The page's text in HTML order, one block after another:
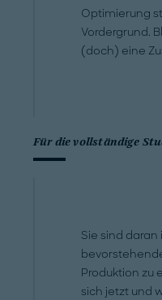
Optimierung
Vordergrund.
(doch) eine
Für die vollständige
Sie sind
Produktion zu
sich jetzt und